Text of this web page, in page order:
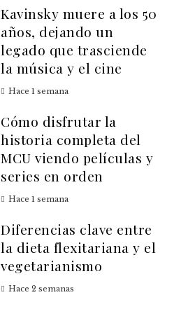
Kavinsky muere a los 50
años, dejando un
legado que trasciende
la música y el cine
Hace 1 semana
Cómo disfrutar la
historia completa del
MCU viendo películas y
series en orden
Hace 1 semana
Diferencias clave entre
la dieta flexitariana y el
vegetarianismo
Hace 2 semanas